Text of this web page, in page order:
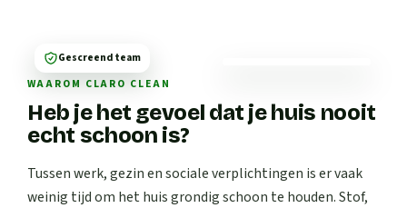
WAAROM CLARO CLEAN
Heb je het gevoel dat je huis nooit
echt schoon is?
Tussen werk, gezin en sociale verplichtingen is er vaak
weinig tijd om het huis grondig schoon te houden. Stof,
Gescreend team